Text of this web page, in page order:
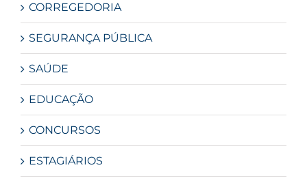
CORREGEDORIA
SEGURANÇA PÚBLICA
SAÚDE
EDUCAÇÃO
CONCURSOS
ESTAGIÁRIOS